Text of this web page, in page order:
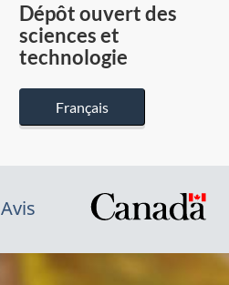
du
Canada
Dépôt ouvert des
sciences et
technologie
Français
Avis
/
du